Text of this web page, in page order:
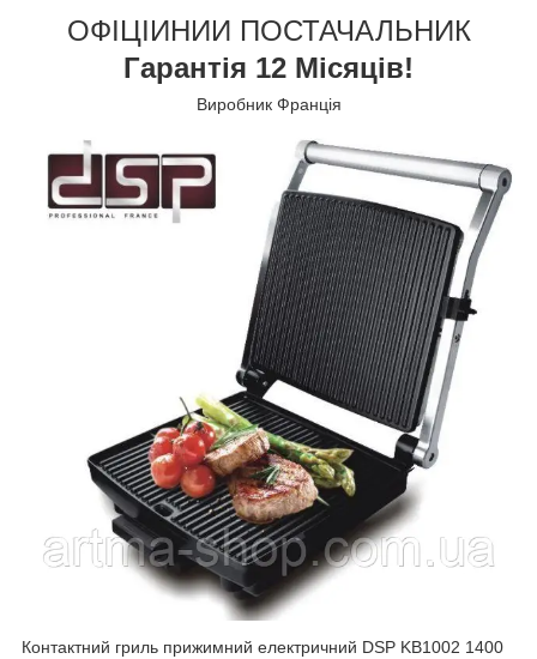
ОФІЦІЙНИЙ ПОСТАЧАЛЬНИК
Гарантія 12 Місяців!
Виробник Франція
Контактний гриль прижимний електричний DSP KB1002 1400